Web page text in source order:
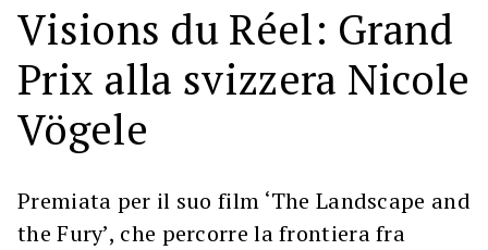
Visions du Réel: Grand
Prix alla svizzera Nicole
Vögele
Premiata per il suo film ‘The Landscape and
the Fury’, che percorre la frontiera fra